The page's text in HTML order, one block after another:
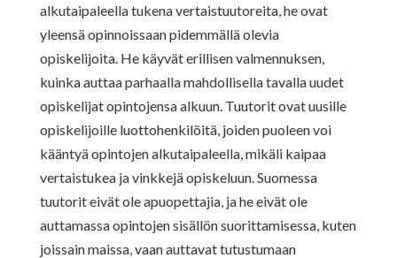
alkutaipaleella tukena vertaistuutoreita, he ovat
yleensä opinnoissaan pidemmällä olevia
opiskelijoita. He käyvät erillisen valmennuksen,
kuinka auttaa parhaalla mahdollisella tavalla uudet
opiskelijat opintojensa alkuun. Tuutorit ovat uusille
opiskelijoille luottohenkilöitä, joiden puoleen voi
kääntyä opintojen alkutaipaleella, mikäli kaipaa
vertaistukea ja vinkkejä opiskeluun. Suomessa
tuutorit eivät ole apuopettajia, ja he eivät ole
auttamassa opintojen sisällön suorittamisessa, kuten
joissain maissa, vaan auttavat tutustumaan